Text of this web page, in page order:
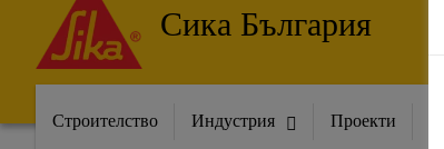
Сика България
Строителство Индустрия Проекти